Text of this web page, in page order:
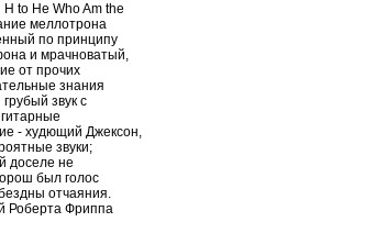
to He Who Am the
меллотрона
по принципу
и мрачноватый,
от прочих
знания
звук с
- худющий Джексон,
звуки;
доселе не
был голос
отчаяния.
Роберта Фриппа